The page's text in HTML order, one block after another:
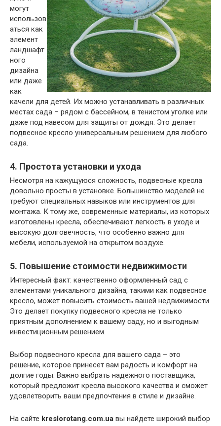
могут
использов
аться как
элемент
ландшафт
ного
дизайна
или даже
как
качели для детей. Их можно устанавливать в различных
местах сада – рядом с бассейном, в тенистом уголке или
даже под навесом для защиты от дождя. Это делает
подвесное кресло универсальным решением для любого
сада.
4. Простота установки и ухода
Несмотря на кажущуюся сложность, подвесные кресла
довольно просты в установке. Большинство моделей не
требуют специальных навыков или инструментов для
монтажа. К тому же, современные материалы, из которых
изготовлены кресла, обеспечивают легкость в уходе и
высокую долговечность, что особенно важно для
мебели, используемой на открытом воздухе.
5. Повышение стоимости недвижимости
Интересный факт: качественно оформленный сад с
элементами уникального дизайна, такими как подвесное
кресло, может повысить стоимость вашей недвижимости.
Это делает покупку подвесного кресла не только
приятным дополнением к вашему саду, но и выгодным
инвестиционным решением.
Выбор подвесного кресла для вашего сада – это
решение, которое принесет вам радость и комфорт на
долгие годы. Важно выбрать надежного поставщика,
который предложит кресла высокого качества и сможет
удовлетворить ваши предпочтения в стиле и дизайне.
На сайте kreslorotang.com.ua вы найдете широкий выбор